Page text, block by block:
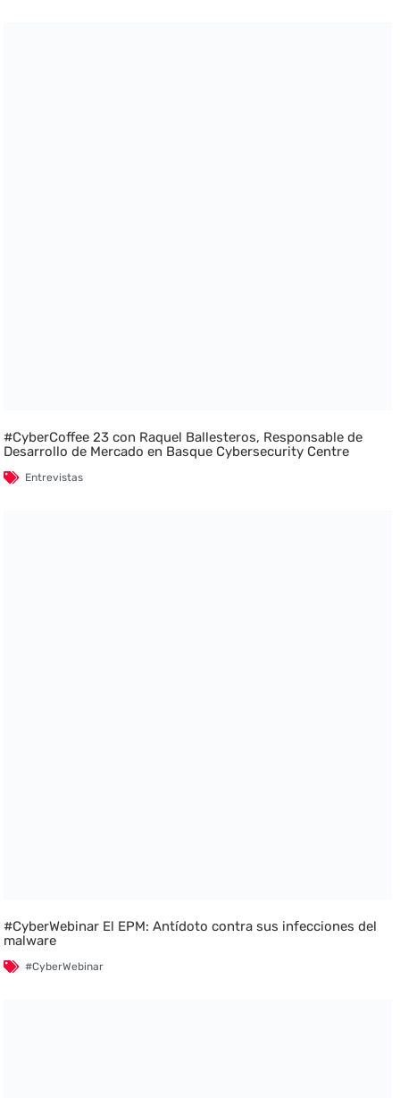
#CyberCoffee 23 con Raquel Ballesteros, Responsable de
Desarrollo de Mercado en Basque Cybersecurity Centre
Entrevistas
#CyberWebinar El EPM: Antídoto contra sus infecciones del
malware
#CyberWebinar